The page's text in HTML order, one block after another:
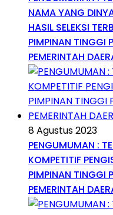
NAMA YANG
HASIL SELEKSI
PIMPINAN TINGGI
PEMERINTAH
8 Agustus 2023
PENGUMUMAN :
KOMPETITIF
PIMPINAN TINGGI
PEMERINTAH